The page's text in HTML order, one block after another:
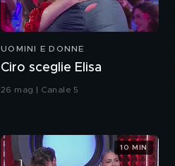
UOMINI E DONNE
Ciro sceglie Elisa
26 mag | Canale 5
10 MIN